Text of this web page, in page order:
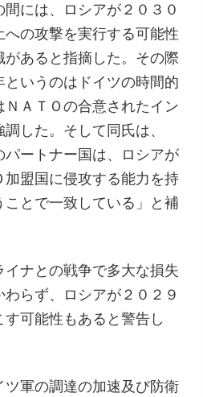
には、ロシアが２０３０
の攻撃を実行する可能性
あると指摘した。その際
というのはドイツの時間的
ＮＡＴＯの合意されたイン
した。そして同氏は、
パートナー国は、ロシアが
加盟国に侵攻する能力を持
とで一致している」と補
イナとの戦争で多大な損失
らず、ロシアが２０２９
可能性もあると警告し
ツ軍の調達の加速及び防衛